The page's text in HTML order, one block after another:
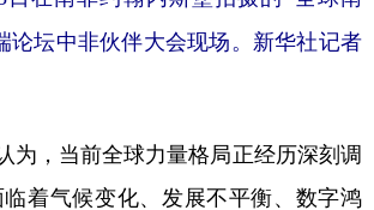
安徽 福建 江西
广西 海南 重庆
贵州 云南 西藏
论坛中非伙伴大会现场。新华社记者
，当前全球力量格局正经历深刻调
着气候变化、发展不平衡、数字鸿